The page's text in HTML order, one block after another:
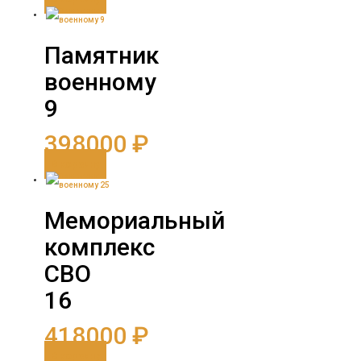
Памятник
военному
9
398000 ₽
Мемориальный
комплекс
СВО
16
418000 ₽